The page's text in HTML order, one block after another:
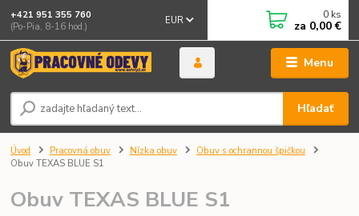
Menu
EUR
Hľadať
+421 951 355 760
(Po-Pia, 8-16 hod.)
0 ks
za 0,00 €
Úvod Pracovná obuv Nízka obuv
Obuv s ochrannou špičkou
Obuv TEXAS BLUE S1
Obuv TEXAS BLUE S1